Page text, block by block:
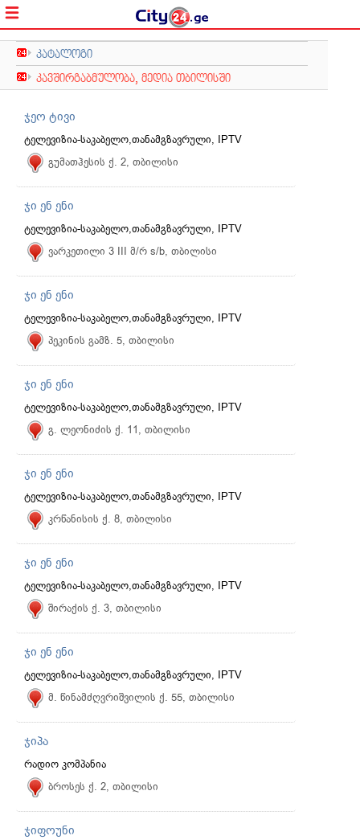
კატალოგი
კავშირგაბმულობა, მედია თბილისში
ჯეო ტივი
ტელევიზია-საკაბელო,თანამგზავრული, IPTV
გუმათჰესის ქ. 2, თბილისი
ჯი ენ ენი
ტელევიზია-საკაბელო,თანამგზავრული, IPTV
ვარკეთილი 3 III მ/რ s/b, თბილისი
ჯი ენ ენი
ტელევიზია-საკაბელო,თანამგზავრული, IPTV
პეკინის გამზ. 5, თბილისი
ჯი ენ ენი
ტელევიზია-საკაბელო,თანამგზავრული, IPTV
გ. ლეონიძის ქ. 11, თბილისი
ჯი ენ ენი
ტელევიზია-საკაბელო,თანამგზავრული, IPTV
კრწანისის ქ. 8, თბილისი
ჯი ენ ენი
ტელევიზია-საკაბელო,თანამგზავრული, IPTV
შირაქის ქ. 3, თბილისი
ჯი ენ ენი
ტელევიზია-საკაბელო,თანამგზავრული, IPTV
მ. წინამძღვრიშვილის ქ. 55, თბილისი
ჯიპა
რადიო კომპანია
ბროსეს ქ. 2, თბილისი
ჯიფოუნი